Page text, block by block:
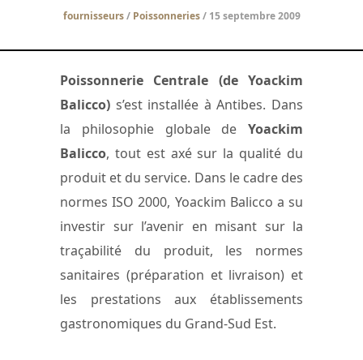
fournisseurs/ Poissonneries/ 15 septembre 2009
Poissonnerie Centrale (de Yoackim
Balicco) s’est installée à Antibes. Dans
la philosophie globale de Yoackim
Balicco, tout est axé sur la qualité du
produit et du service. Dans le cadre des
normes ISO 2000, Yoackim Balicco a su
investir sur l’avenir en misant sur la
traçabilité du produit, les normes
sanitaires (préparation et livraison) et
les prestations aux établissements
gastronomiques du Grand-Sud Est.